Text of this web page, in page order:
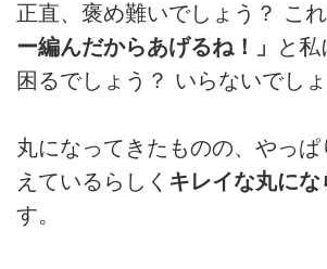
正直、褒め難いでしょう？ こ
ー編んだからあげるね！」
と私
困るでしょう？ いらないでし
丸になってきたものの、やっぱ
えているらしく キレイな丸にな
す。